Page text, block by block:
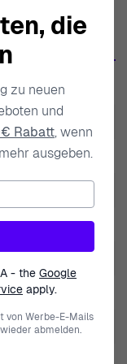
Kollektion
stehen. Ob
formellen
sind dafür
und zeigen die
Design. Mit
scharfen Auge
hervor, die die
dazu ermutigt,
die
zu neuen
und
Rabatt, wenn
ausgeben.
- the Google
apply.
von Werbe-E-Mails
abmelden.